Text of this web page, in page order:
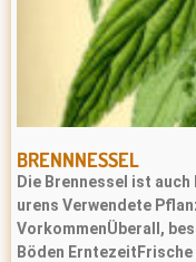
BRENNNESSEL
Die Brennessel ist
urens Verwendete
VorkommenÜberall,
Böden